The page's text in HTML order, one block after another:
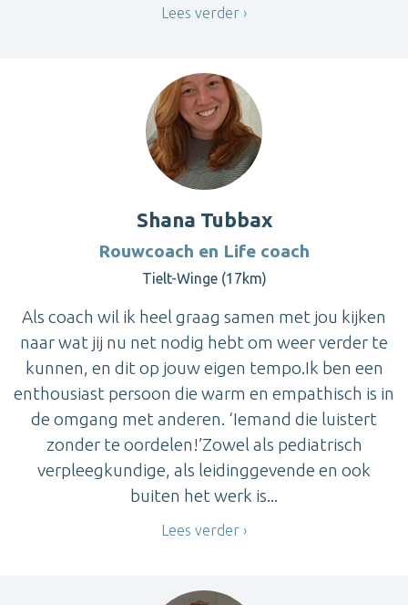
Lees verder
Shana Tubbax
Rouwcoach en Life coach
Tielt-Winge (17km)
Als coach wil ik heel graag samen met jou kijken
naar wat jij nu net nodig hebt om weer verder te
kunnen, en dit op jouw eigen tempo.Ik ben een
enthousiast persoon die warm en empathisch is in
de omgang met anderen. ‘Iemand die luistert
zonder te oordelen!’Zowel als pediatrisch
verpleegkundige, als leidinggevende en ook
buiten het werk is...
Lees verder